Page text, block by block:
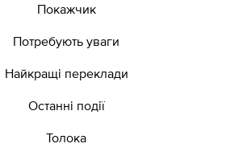
Покажчик
Потребують уваги
Найкращі переклади
Останні події
Толока